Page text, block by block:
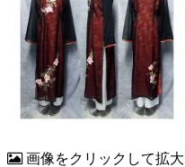
画像をクリックして拡大